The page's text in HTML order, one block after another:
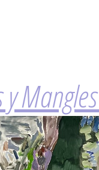
y Mangles